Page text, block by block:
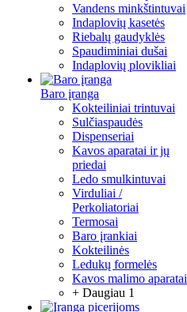
Vandens minkštintuvai
Indaplovių kasetės
Riebalų gaudyklės
Spaudiminiai dušai
Indaplovių plovikliai
Baro įranga
Kokteiliniai trintuvai
Sulčiaspaudės
Dispenseriai
Kavos aparatai ir jų
priedai
Ledo smulkintuvai
Virduliai /
Perkoliatoriai
Termosai
Baro įrankiai
Kokteilinės
Ledukų formelės
Kavos malimo aparatai
+ Daugiau 1